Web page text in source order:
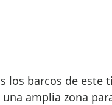
los barcos de este
amplia zona